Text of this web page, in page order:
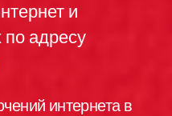
и
адресу
интернета в